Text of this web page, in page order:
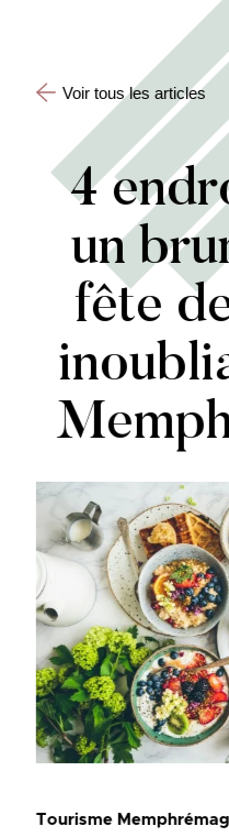
Voir tous les articles
4
un
fête
Tourisme